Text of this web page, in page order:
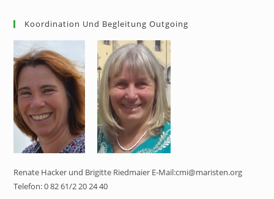
Koordination Und Begleitung Outgoing
Renate Hacker und Brigitte Riedmaier E-Mail:cmi@maristen.org
Telefon: 0 82 61/2 20 24 40